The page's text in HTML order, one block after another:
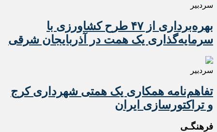
سردبیر
بهره‌برداری از ۴۷ طرح کشاورزی با
سرمایه‌گذاری یک همت در آذربایجان شرقی
سردبیر
تفاهم‌نامه همکاری یک همتی شهرداری کرج
و تراکتورسازی ایران
فرهنگـی